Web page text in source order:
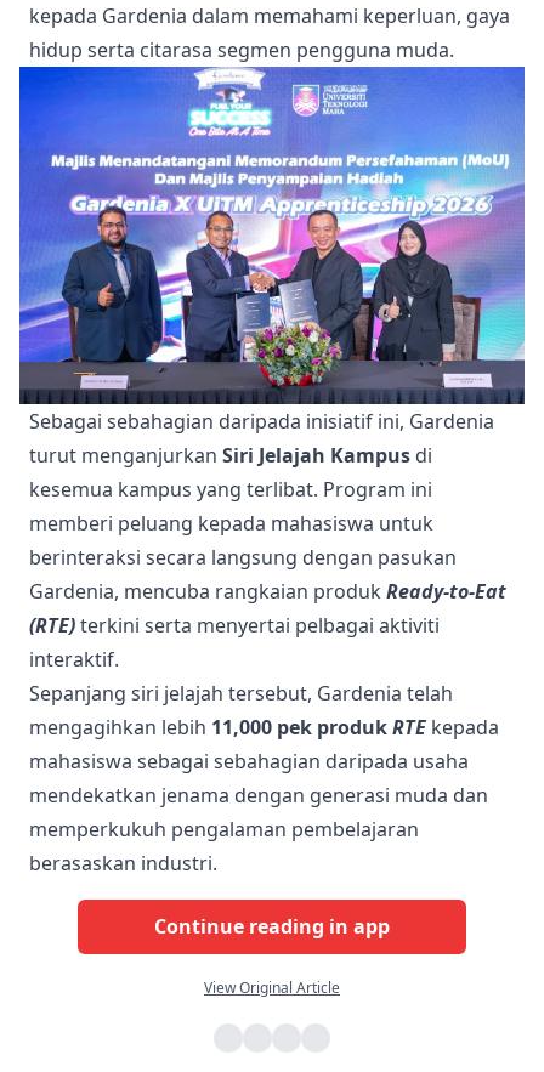
kepada Gardenia dalam memahami keperluan, gaya
hidup serta citarasa segmen pengguna muda.
Sebagai sebahagian daripada inisiatif ini, Gardenia
turut menganjurkan Siri Jelajah Kampus di
kesemua kampus yang terlibat. Program ini
memberi peluang kepada mahasiswa untuk
berinteraksi secara langsung dengan pasukan
Gardenia, mencuba rangkaian produk Ready-to-Eat
(RTE)terkini serta menyertai pelbagai aktiviti
interaktif.
Sepanjang siri jelajah tersebut, Gardenia telah
mengagihkan lebih 11,000 pek produkRTE kepada
mahasiswa sebagai sebahagian daripada usaha
mendekatkan jenama dengan generasi muda dan
memperkukuh pengalaman pembelajaran
berasaskan industri.
Continue reading in app
View Original Article